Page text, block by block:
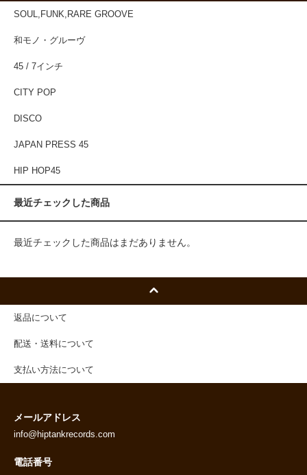
SOUL,FUNK,RARE GROOVE
和モノ・グルーヴ
45 / 7インチ
CITY POP
DISCO
JAPAN PRESS 45
HIP HOP45
最近チェックした商品
最近チェックした商品はまだありません。
返品について
配送・送料について
支払い方法について
メールアドレス
info@hiptankrecords.com
電話番号